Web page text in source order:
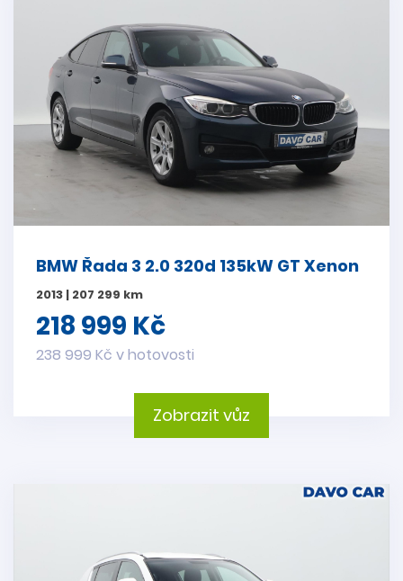
BMW Řada 3 2.0 320d 135kW GT Xenon
2013 | 207 299 km
218 999 Kč
238 999 Kč v hotovosti
Zobrazit vůz